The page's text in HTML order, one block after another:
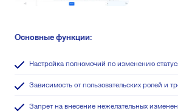
Основные функции:
Настройка полномочий по изменению
Зависимость от пользовательских ролей и
Запрет на внесение нежелательных